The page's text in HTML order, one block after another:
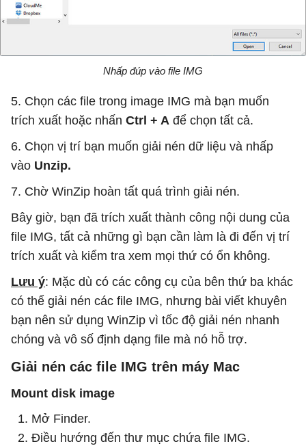
Nhấp đúp vào file IMG
5. Chọn các file trong image IMG mà bạn muốn
trích xuất hoặc nhấn Ctrl + A để chọn tất cả.
6. Chọn vị trí bạn muốn giải nén dữ liệu và nhấp
vào Unzip.
7. Chờ WinZip hoàn tất quá trình giải nén.
Bây giờ, bạn đã trích xuất thành công nội dung của
file IMG, tất cả những gì bạn cần làm là đi đến vị trí
trích xuất và kiểm tra xem mọi thứ có ổn không.
Lưu ý: Mặc dù có các công cụ của bên thứ ba khác
có thể giải nén các file IMG, nhưng bài viết khuyên
bạn nên sử dụng WinZip vì tốc độ giải nén nhanh
chóng và vô số định dạng file mà nó hỗ trợ.
Giải nén các file IMG trên máy Mac
Mount disk image
Mở Finder.
Điều hướng đến thư mục chứa file IMG.